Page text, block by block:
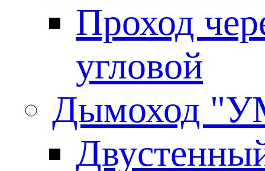
Проход
угловой
Дымоход